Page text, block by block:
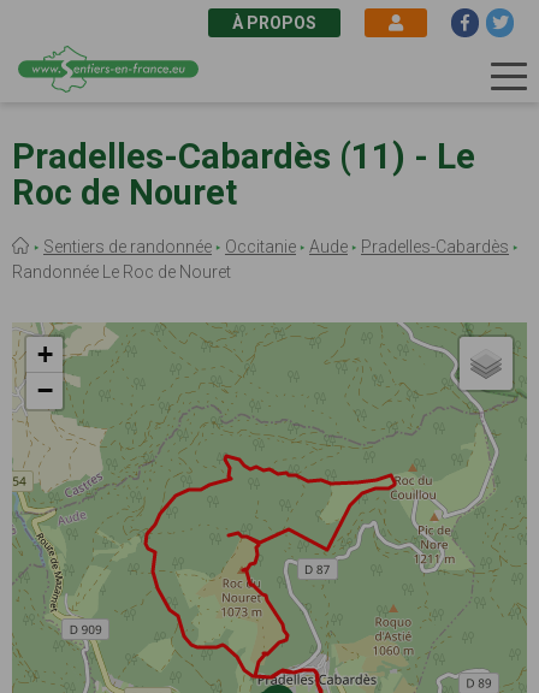
au
contenu
principal
À PROPOS
Pradelles-Cabardès (11) - Le
Roc de Nouret
Fil
d'Ariane
Sentiers de randonnée Occitanie Aude
Pradelles-Cabardès
Randonnée Le Roc de Nouret
+
−